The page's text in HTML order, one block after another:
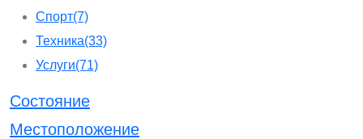
Спорт(7)
Техника(33)
Услуги(71)
Состояние
Местоположение